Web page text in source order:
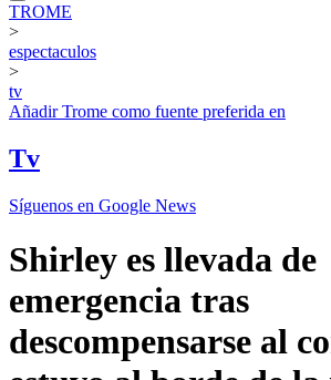
TROME
>
espectaculos
>
tv
AñadirTrome como fuente preferida en
Tv
Síguenos en Google News
Shirley es llevada de
emergencia tras
descompensarse al